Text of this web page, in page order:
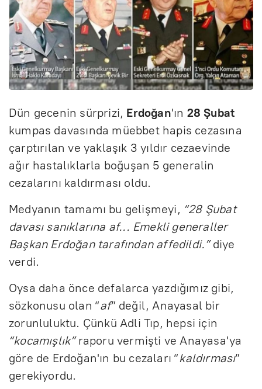
Dün gecenin sürprizi, Erdoğan'ın 28 Şubat
kumpas davasında müebbet hapis cezasına
çarptırılan ve yaklaşık 3 yıldır cezaevinde
ağır hastalıklarla boğuşan 5 generalin
cezalarını kaldırması oldu.
Medyanın tamamı bu gelişmeyi, “28 Şubat
davası sanıklarına af... Emekli generaller
Başkan Erdoğan tarafından affedildi.”diye
verdi.
Oysa daha önce defalarca yazdığımız gibi,
sözkonusu olan “af” değil, Anayasal bir
zorunluluktu. Çünkü Adli Tıp, hepsi için
“kocamışlık”raporu vermişti ve Anayasa'ya
göre de Erdoğan'ın bu cezaları “kaldırması”
gerekiyordu.